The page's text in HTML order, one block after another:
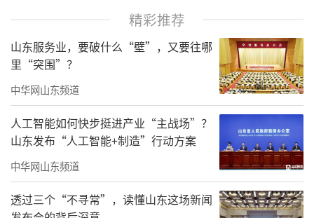
活动现场氛围轻松热烈，授课老师结合日
常生活中的家庭教育场景，围绕亲子沟通技
精彩推荐
山东服务业，要破什么“壁”，又要往哪
里“突围”？
中华网山东频道
人工智能如何快步挺进产业“主战场”？
山东发布“人工智能+制造”行动方案
中华网山东频道
透过三个“不寻常”，读懂山东这场新闻